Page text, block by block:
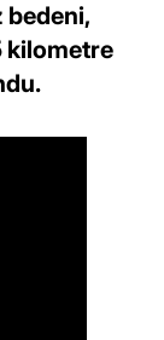
bedeni,
kilometre